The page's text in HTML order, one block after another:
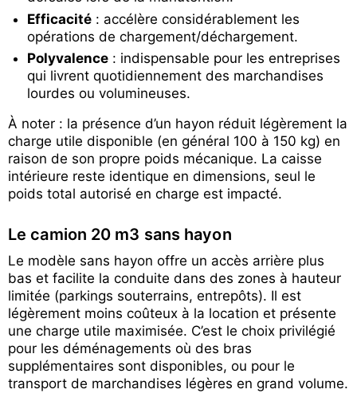
Efficacité : accélère considérablement les
opérations de chargement/déchargement.
Polyvalence : indispensable pour les entreprises
qui livrent quotidiennement des marchandises
lourdes ou volumineuses.
À noter : la présence d’un hayon réduit légèrement la
charge utile disponible (en général 100 à 150 kg) en
raison de son propre poids mécanique. La caisse
intérieure reste identique en dimensions, seul le
poids total autorisé en charge est impacté.
Le camion 20 m3 sans hayon
Le modèle sans hayon offre un accès arrière plus
bas et facilite la conduite dans des zones à hauteur
limitée (parkings souterrains, entrepôts). Il est
légèrement moins coûteux à la location et présente
une charge utile maximisée. C’est le choix privilégié
pour les déménagements où des bras
supplémentaires sont disponibles, ou pour le
transport de marchandises légères en grand volume.